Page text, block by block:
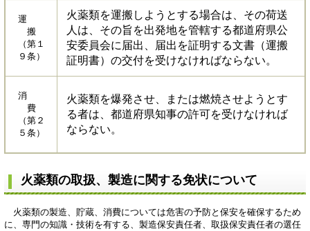
運
搬
（第１
９条）
火薬類を運搬しようとする場合は、その荷送
人は、その旨を出発地を管轄する都道府県公
安委員会に届出、届出を証明する文書（運搬
証明書）の交付を受けなければならない。
消
費
（第２
５条）
火薬類を爆発させ、または燃焼させようとす
る者は、都道府県知事の許可を受けなければ
ならない。
火薬類の取扱、製造に関する免状について
火薬類の製造、貯蔵、消費については危害の予防と保安を確保するため
に、専門の知識・技術を有する、製造保安責任者、取扱保安責任者の選任